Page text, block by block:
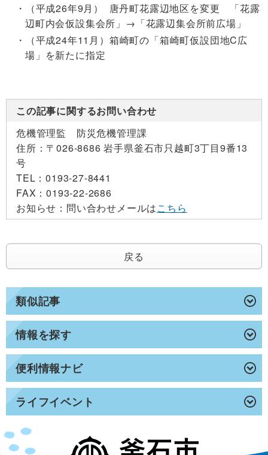
類似記事
情報を探す
便利情報ナビ
ライフイベント
（平成26年9月） 唐丹町花露辺地区を変更 「花露
辺町内会仮設集会所」→「花露辺集会所前広場」
（平成24年11月）箱崎町の「箱崎町仮設団地C広
場」を新たに指定
この記事に関するお問い合わせ
危機管理監 防災危機管理課
住所： 〒026-8686 岩手県釜石市只越町3丁目9番13
号
TEL：0193-27-8441
FAX：0193-22-2686
お知らせ： 問い合わせメールはこちら
戻る